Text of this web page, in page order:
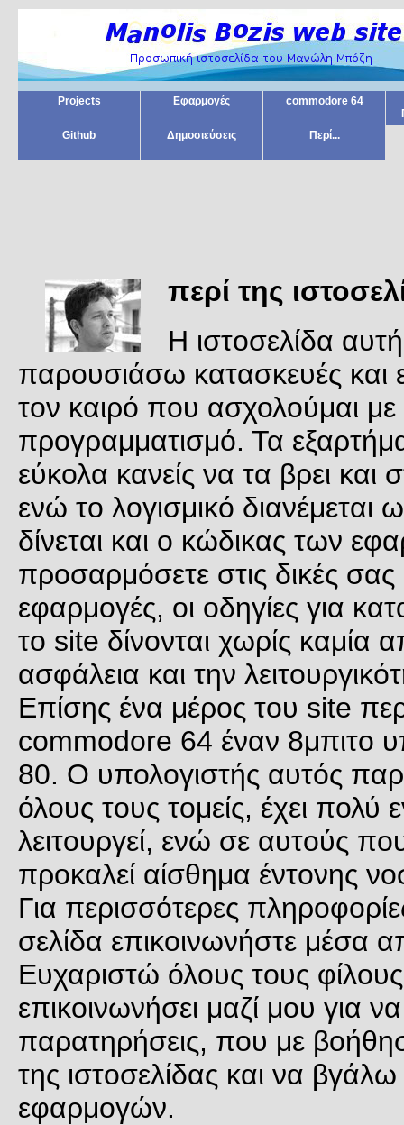
Projects Εφαρμογές
commodore 64
Github
Δημοσιεύσεις Περί...
περί της
Η ιστοσελίδα
παρουσιάσω κατασκευές και
τον καιρό που ασχολούμαι με
προγραμματισμό. Τα
εύκολα κανείς να τα βρει
ενώ το λογισμικό
δίνεται και ο κώδικας των
προσαρμόσετε στις δικές
εφαρμογές, οι οδηγίες για
το site δίνονται χωρίς
ασφάλεια και την
Επίσης ένα μέρος του site
commodore 64 έναν 8μπιτο
80. Ο υπολογιστής αυτός
όλους τους τομείς, έχει
λειτουργεί, ενώ σε αυτούς
προκαλεί αίσθημα έντονης
Για περισσότερες
σελίδα επικοινωνήστε μέσα
Ευχαριστώ όλους τους
επικοινωνήσει μαζί μου για
παρατηρήσεις, που με
της ιστοσελίδας και να
εφαρμογών.